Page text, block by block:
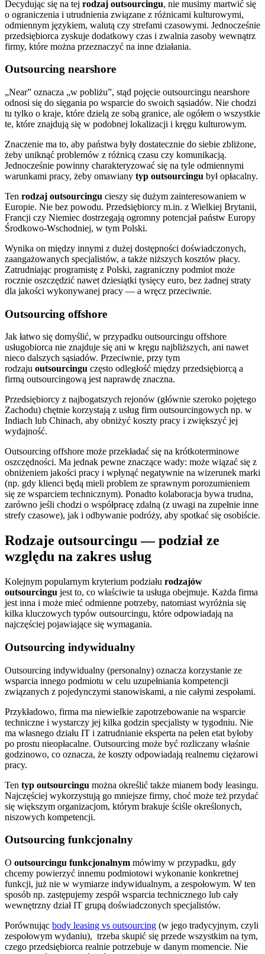
Decydując się na tej rodzaj outsourcingu, nie musimy martwić się
o ograniczenia i utrudnienia związane z różnicami kulturowymi,
odmiennym językiem, walutą czy strefami czasowymi. Jednocześnie
przedsiębiorca zyskuje dodatkowy czas i zwalnia zasoby wewnątrz
firmy, które można przeznaczyć na inne działania.
Outsourcing nearshore
„Near” oznacza „w pobliżu”, stąd pojęcie outsourcingu nearshore
odnosi się do sięgania po wsparcie do swoich sąsiadów. Nie chodzi
tu tylko o kraje, które dzielą ze sobą granice, ale ogółem o wszystkie
te, które znajdują się w podobnej lokalizacji i kręgu kulturowym.
Znaczenie ma to, aby państwa były dostatecznie do siebie zbliżone,
żeby uniknąć problemów z różnicą czasu czy komunikacją.
Jednocześnie powinny charakteryzować się na tyle odmiennymi
warunkami pracy, żeby omawiany typ outsourcingu był opłacalny.
Ten rodzaj outsourcingu cieszy się dużym zainteresowaniem w
Europie. Nie bez powodu. Przedsiębiorcy m.in. z Wielkiej Brytanii,
Francji czy Niemiec dostrzegają ogromny potencjał państw Europy
Środkowo-Wschodniej, w tym Polski.
Wynika on między innymi z dużej dostępności doświadczonych,
zaangażowanych specjalistów, a także niższych kosztów płacy.
Zatrudniając programistę z Polski, zagraniczny podmiot może
rocznie oszczędzić nawet dziesiątki tysięcy euro, bez żadnej straty
dla jakości wykonywanej pracy — a wręcz przeciwnie.
Outsourcing offshore
Jak łatwo się domyślić, w przypadku outsourcingu offshore
usługobiorca nie znajduje się ani w kręgu najbliższych, ani nawet
nieco dalszych sąsiadów. Przeciwnie, przy tym
rodzaju outsourcingu często odległość między przedsiębiorcą a
firmą outsourcingową jest naprawdę znaczna.
Przedsiębiorcy z najbogatszych rejonów (głównie szeroko pojętego
Zachodu) chętnie korzystają z usług firm outsourcingowych np. w
Indiach lub Chinach, aby obniżyć koszty pracy i zwiększyć jej
wydajność.
Outsourcing offshore może przekładać się na krótkoterminowe
oszczędności. Ma jednak pewne znaczące wady: może wiązać się z
obniżeniem jakości pracy i wpłynąć negatywnie na wizerunek marki
(np. gdy klienci będą mieli problem ze sprawnym porozumieniem
się ze wsparciem technicznym). Ponadto kolaboracja bywa trudna,
zarówno jeśli chodzi o współpracę zdalną (z uwagi na zupełnie inne
strefy czasowe), jak i odbywanie podróży, aby spotkać się osobiście.
Rodzaje outsourcingu — podział ze
względu na zakres usług
Kolejnym popularnym kryterium podziału rodzajów
outsourcingu jest to, co właściwie ta usługa obejmuje. Każda firma
jest inna i może mieć odmienne potrzeby, natomiast wyróżnia się
kilka kluczowych typów outsourcingu, które odpowiadają na
najczęściej pojawiające się wymagania.
Outsourcing indywidualny
Outsourcing indywidualny (personalny) oznacza korzystanie ze
wsparcia innego podmiotu w celu uzupełniania kompetencji
związanych z pojedynczymi stanowiskami, a nie całymi zespołami.
Przykładowo, firma ma niewielkie zapotrzebowanie na wsparcie
techniczne i wystarczy jej kilka godzin specjalisty w tygodniu. Nie
ma własnego działu IT i zatrudnianie eksperta na pełen etat byłoby
po prostu nieopłacalne. Outsourcing może być rozliczany właśnie
godzinowo, co oznacza, że koszty odpowiadają realnemu ciężarowi
pracy.
Ten typ outsourcingu można określić także mianem body leasingu.
Najczęściej wykorzystują go mniejsze firmy, choć może też przydać
się większym organizacjom, którym brakuje ściśle określonych,
niszowych kompetencji.
Outsourcing funkcjonalny
O outsourcingu funkcjonalnym mówimy w przypadku, gdy
chcemy powierzyć innemu podmiotowi wykonanie konkretnej
funkcji, już nie w wymiarze indywidualnym, a zespołowym. W ten
sposób np. zastępujemy zespół wsparcia technicznego lub cały
wewnętrzny dział IT grupą doświadczonych specjalistów.
Porównując body leasing vs outsourcing (w jego tradycyjnym, czyli
zespołowym wydaniu), trzeba skupić się przede wszystkim na tym,
czego przedsiębiorca realnie potrzebuje w danym momencie. Nie